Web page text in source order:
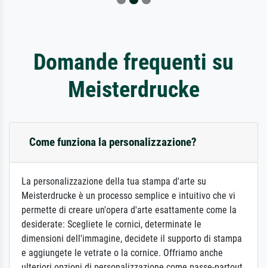
Domande frequenti su
Meisterdrucke
Come funziona la personalizzazione?
La personalizzazione della tua stampa d'arte su
Meisterdrucke è un processo semplice e intuitivo che vi
permette di creare un'opera d'arte esattamente come la
desiderate: Scegliete le cornici, determinate le
dimensioni dell'immagine, decidete il supporto di stampa
e aggiungete le vetrate o la cornice. Offriamo anche